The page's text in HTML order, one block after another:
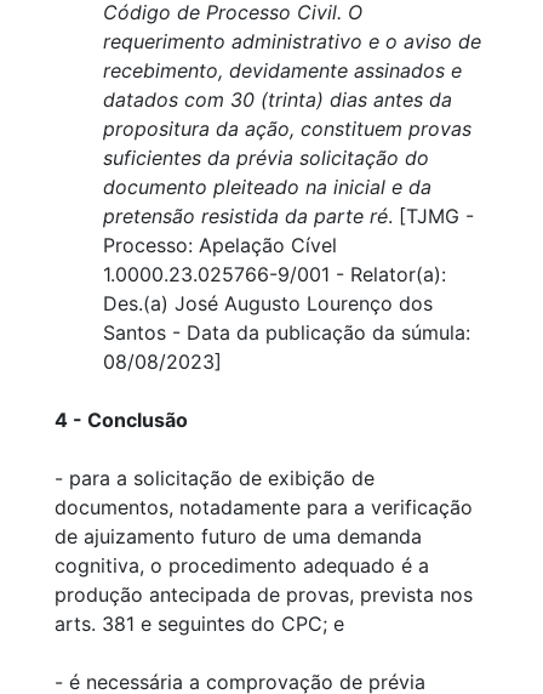
Código de Processo Civil. O
requerimento administrativo e o aviso de
recebimento, devidamente assinados e
datados com 30 (trinta) dias antes da
propositura da ação, constituem provas
suficientes da prévia solicitação do
documento pleiteado na inicial e da
pretensão resistida da parte ré. [TJMG -
Processo: Apelação Cível
1.0000.23.025766-9/001 - Relator(a):
Des.(a) José Augusto Lourenço dos
Santos - Data da publicação da súmula:
08/08/2023]
4 - Conclusão
- para a solicitação de exibição de
documentos, notadamente para a verificação
de ajuizamento futuro de uma demanda
cognitiva, o procedimento adequado é a
produção antecipada de provas, prevista nos
arts. 381 e seguintes do CPC; e
- é necessária a comprovação de prévia